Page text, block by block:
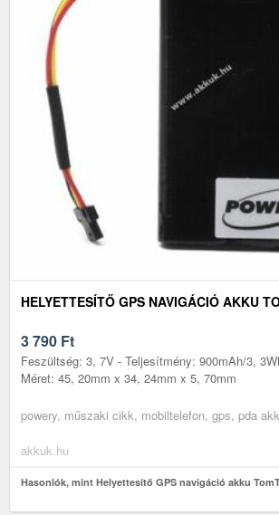
HELYETTESÍTŐ GPS NAVIGÁCIÓ AKKU
3 790 Ft
Feszültség: 3, 7V - Teljesítmény: 900mAh/3,
Méret: 45, 20mm x 34, 24mm x 5, 70mm
powery, műszaki cikk, mobiltelefon, gps, pda
akkuk.hu
Hasonlók, mint Helyettesítő GPS navigáció akku